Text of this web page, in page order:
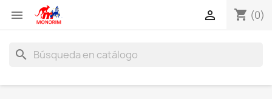
 shopping_cart (0)

search